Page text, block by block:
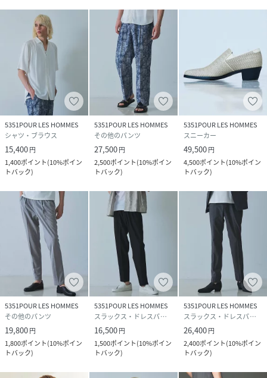
5351POUR LES HOMMES
シャツ・ブラウス
15,400円
1,400ポイント(10%ポイン
トバック)
5351POUR LES HOMMES
その他のパンツ
27,500円
2,500ポイント(10%ポイン
トバック)
5351POUR LES HOMMES
スニーカー
49,500円
4,500ポイント(10%ポイン
トバック)
5351POUR LES HOMMES
その他のパンツ
19,800円
1,800ポイント(10%ポイン
トバック)
5351POUR LES HOMMES
スラックス・ドレスパンツ
16,500円
1,500ポイント(10%ポイン
トバック)
5351POUR LES HOMMES
スラックス・ドレスパンツ
26,400円
2,400ポイント(10%ポイン
トバック)